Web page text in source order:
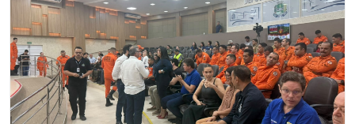
OAB Sinop participa de Audiência Pública
sobre prevenção aos incêndios florestais.